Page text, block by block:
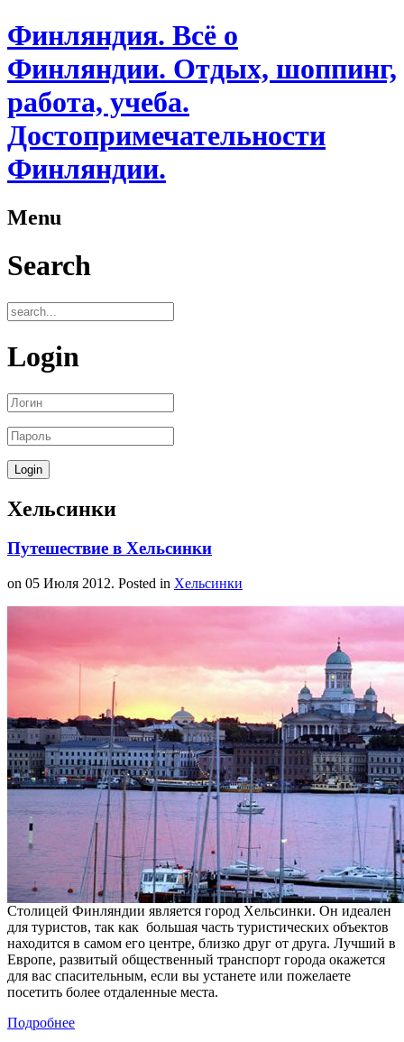
Финляндия. Всё о
Финляндии. Отдых, шоппинг,
работа, учеба.
Достопримечательности
Финляндии.
Menu
Search
Login
Хельсинки
Путешествие в Хельсинки
on 05 Июля 2012. Posted in Хельсинки
Столицей Финляндии является город Хельсинки. Он идеален
для туристов, так как большая часть туристических объектов
находится в самом его центре, близко друг от друга. Лучший в
Европе, развитый общественный транспорт города окажется
для вас спасительным, если вы устанете или пожелаете
посетить более отдаленные места.
Подробнее